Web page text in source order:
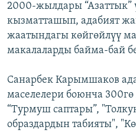
2000-жылдары “Азаттык”
кызматташып, адабият
жаатындагы көйгөйлүү
макалаларды байма-бай
Санарбек Карымшаков
маселелeри боюнча
“Турмуш саптары”,
образдардын табияты",